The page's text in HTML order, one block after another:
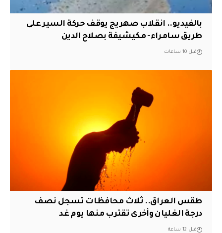
بالفيديو.. انقلاب صهريج يوقف حركة السير على
طريق سامراء- مكيشيفة بصلاح الدين
قبل 10 ساعات
طقس العراق.. ثلاث محافظات تسجل نصف
درجة الغليان وأخرى تقترب منها يوم غد
قبل 12 ساعة